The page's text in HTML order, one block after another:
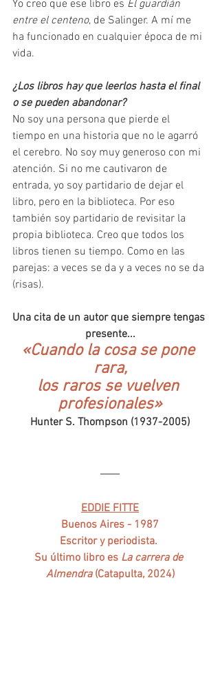
Yo creo que ese libro es El guardián
entre el centeno, de Salinger. A mí me
ha funcionado en cualquier época de mi
vida.
¿Los libros hay que leerlos hasta el final
o se pueden abandonar?
No soy una persona que pierde el
tiempo en una historia que no le agarró
el cerebro. No soy muy generoso con mi
atención. Si no me cautivaron de
entrada, yo soy partidario de dejar el
libro, pero en la biblioteca. Por eso
también soy partidario de revisitar la
propia biblioteca. Creo que todos los
libros tienen su tiempo. Como en las
parejas: a veces se da y a veces no se da
(risas).
Una cita de un autor que siempre tengas
presente...
«Cuando la cosa se pone
rara,
los raros se vuelven
profesionales»
Hunter S. Thompson (1937-2005)
EDDIE FITTE
Buenos Aires - 1987
Escritor y periodista.
Su último libro es La carrera de
Almendra (Catapulta, 2024)